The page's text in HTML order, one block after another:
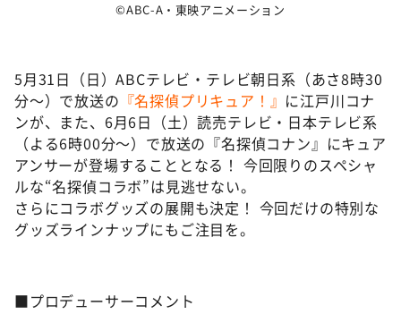
©ABC-A・東映アニメーション
5月31日（日）ABCテレビ・テレビ朝日系（あさ8時30
分～）で放送の 『名探偵プリキュア！』 に江戸川コナ
ンが、また、6月6日（土）読売テレビ・日本テレビ系
（よる6時00分～）で放送の『名探偵コナン』にキュア
アンサーが登場することとなる！ 今回限りのスペシャ
ルな“名探偵コラボ”は見逃せない。
さらにコラボグッズの展開も決定！ 今回だけの特別な
グッズラインナップにもご注目を。
■プロデューサーコメント